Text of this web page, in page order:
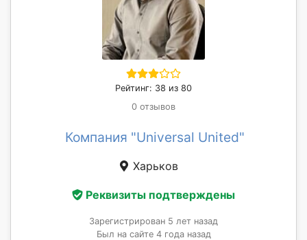
Рейтинг: 38 из 80
0 отзывов
Компания "Universal United"
Харьков
Реквизиты подтверждены
Зарегистрирован 5 лет назад
Был на сайте 4 года назад